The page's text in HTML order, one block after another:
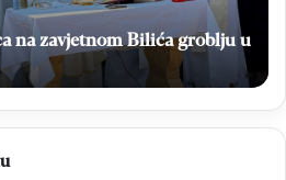
na zavjetnom Bilića groblju u